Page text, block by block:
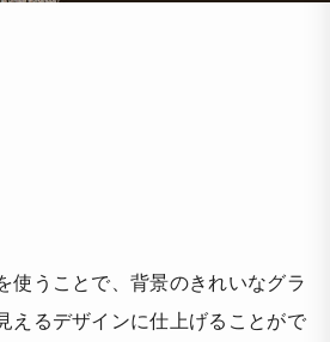
使うことで、背景のきれいなグラ
えるデザインに仕上げることがで